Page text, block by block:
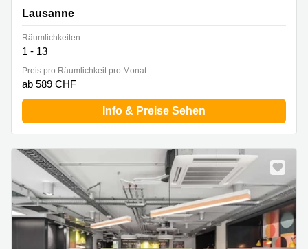
Lausanne
Räumlichkeiten:
1 - 13
Preis pro Räumlichkeit pro Monat:
ab 589 CHF
Info & Preise Sehen